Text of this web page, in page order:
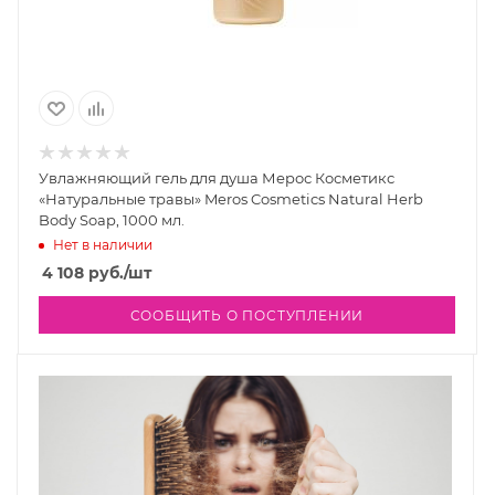
Увлажняющий гель для душа Мерос Косметикс
«Натуральные травы» Meros Cosmetics Natural Herb
Body Soap, 1000 мл.
Нет в наличии
4 108 руб./шт
СООБЩИТЬ О ПОСТУПЛЕНИИ